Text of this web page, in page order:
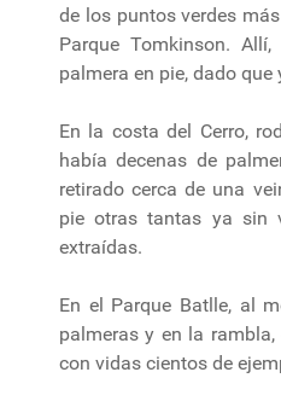
de los puntos verdes
Parque Tomkinson.
palmera en pie, dado que
En la costa del Cerro,
había decenas de
retirado cerca de una
pie otras tantas ya sin
extraídas.
En el Parque Batlle, al
palmeras y en la
con vidas cientos de